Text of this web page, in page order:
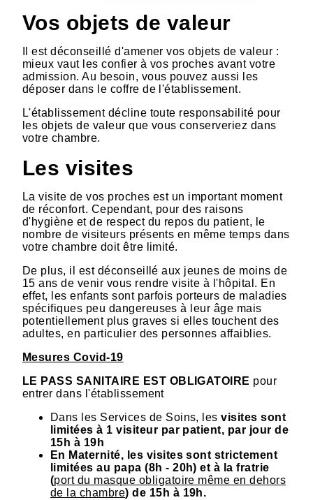
Vos objets de valeur
Il est déconseillé d'amener vos objets de valeur :
mieux vaut les confier à vos proches avant votre
admission. Au besoin, vous pouvez aussi les
déposer dans le coffre de l'établissement.
L'établissement décline toute responsabilité pour
les objets de valeur que vous conserveriez dans
votre chambre.
Les visites
La visite de vos proches est un important moment
de réconfort. Cependant, pour des raisons
d'hygiène et de respect du repos du patient, le
nombre de visiteurs présents en même temps dans
votre chambre doit être limité.
De plus, il est déconseillé aux jeunes de moins de
15 ans de venir vous rendre visite à l'hôpital. En
effet, les enfants sont parfois porteurs de maladies
spécifiques peu dangereuses à leur âge mais
potentiellement plus graves si elles touchent des
adultes, en particulier des personnes affaiblies.
Mesures Covid-19
LE PASS SANITAIRE EST OBLIGATOIRE pour
entrer dans l'établissement
Dans les Services de Soins, lesvisites sont
limitées à 1 visiteur par patient, par jour de
15h à 19h
En Maternité, les visites sont strictement
limitées au papa (8h - 20h) et à la fratrie
(port du masque obligatoire même en dehors
de la chambre) de 15h à 19h.